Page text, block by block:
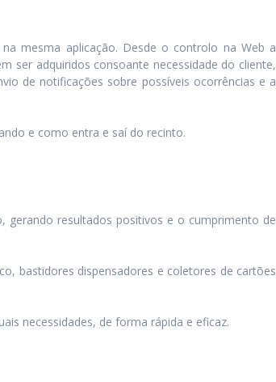
mesma aplicação. Desde o controlo na Web a
ser adquiridos consoante necessidade do cliente,
de notificações sobre possíveis ocorrências e a
e como entra e saí do recinto.
gerando resultados positivos e o cumprimento de
bastidores dispensadores e coletores de cartões
necessidades, de forma rápida e eficaz.